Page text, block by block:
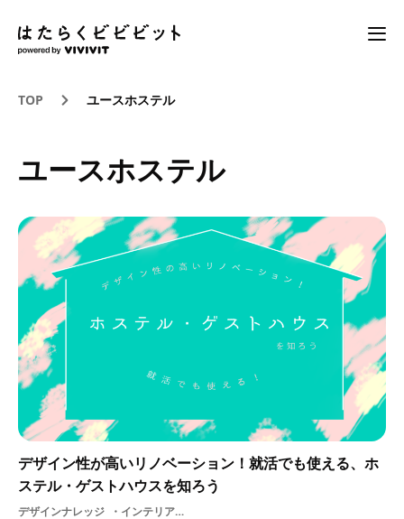
TOP ユースホステル
ユースホステル
デザイン性が高いリノベーション！就活でも使える、ホ
ステル・ゲストハウスを知ろう
デザインナレッジ インテリア夏休みゲストハウス大学受験ホステル大学生サービス学生専門学校説明会ユースホステル展示美大生交流旅行デザイン休日春休み地域体験東京就活受験生アート国際交流